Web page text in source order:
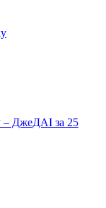
– ДжеДАІ за 25